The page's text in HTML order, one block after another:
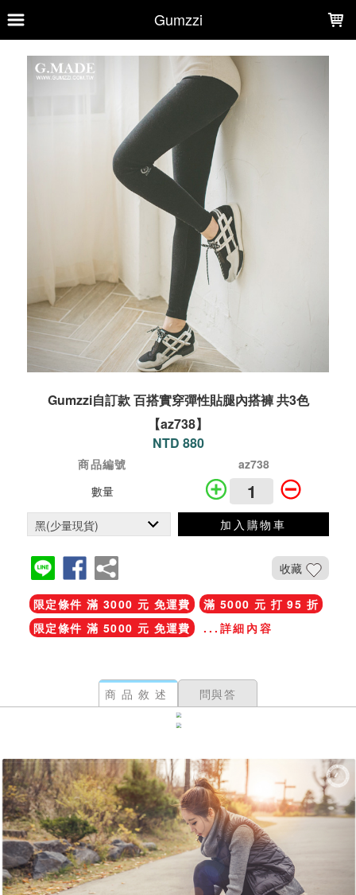
Gumzzi
Gumzzi自訂款 百搭實穿彈性貼腿內搭褲 共3色
【az738】
NTD 880
商品編號
az738
數量
加入購物車
收藏
限定條件 滿 3000 元 免運費
滿 5000 元 打 95 折
限定條件 滿 5000 元 免運費
...詳細內容
商品敘述 問與答